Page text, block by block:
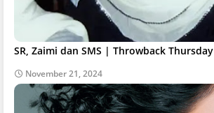
SR, Zaimi dan SMS | Throwback Thursday
November 21, 2024